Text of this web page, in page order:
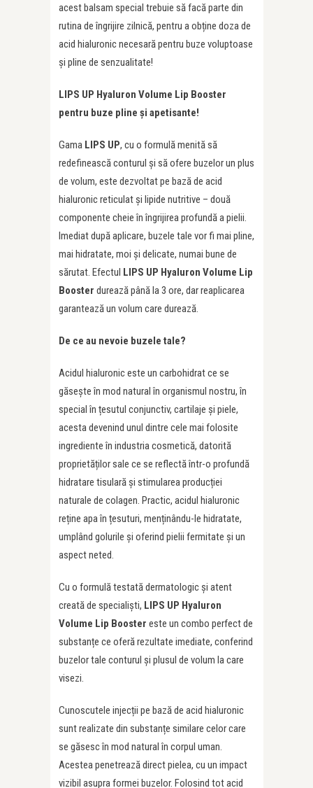
acest balsam special trebuie să facă parte din
rutina de îngrijire zilnică, pentru a obține doza de
acid hialuronic necesară pentru buze voluptoase
și pline de senzualitate!
LIPS UP Hyaluron Volume Lip Booster
pentru buze pline și apetisante!
Gama LIPS UP, cu o formulă menită să
redefinească conturul și să ofere buzelor un plus
de volum, este dezvoltat pe bază de acid
hialuronic reticulat și lipide nutritive – două
componente cheie în îngrijirea profundă a pielii.
Imediat după aplicare, buzele tale vor fi mai pline,
mai hidratate, moi și delicate, numai bune de
sărutat. Efectul LIPS UP Hyaluron Volume Lip
Booster durează până la 3 ore, dar reaplicarea
garantează un volum care durează.
De ce au nevoie buzele tale?
Acidul hialuronic este un carbohidrat ce se
găsește în mod natural în organismul nostru, în
special în țesutul conjunctiv, cartilaje și piele,
acesta devenind unul dintre cele mai folosite
ingrediente în industria cosmetică, datorită
proprietăților sale ce se reflectă într-o profundă
hidratare tisulară și stimularea producției
naturale de colagen. Practic, acidul hialuronic
reține apa în țesuturi, menținându-le hidratate,
umplând golurile și oferind pielii fermitate și un
aspect neted.
Cu o formulă testată dermatologic și atent
creată de specialiști, LIPS UP Hyaluron
Volume Lip Booster este un combo perfect de
substanțe ce oferă rezultate imediate, conferind
buzelor tale conturul și plusul de volum la care
visezi.
Cunoscutele injecții pe bază de acid hialuronic
sunt realizate din substanțe similare celor care
se găsesc în mod natural în corpul uman.
Acestea penetrează direct pielea, cu un impact
vizibil asupra formei buzelor. Folosind tot acid